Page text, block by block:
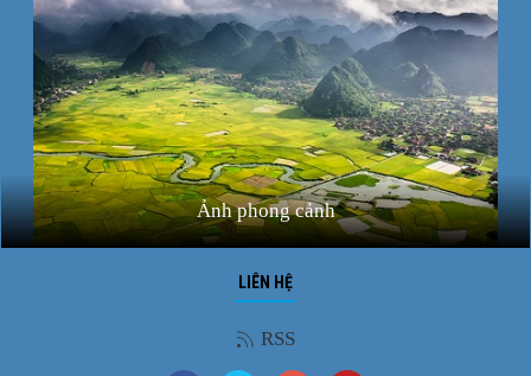
Ảnh phong cảnh
LIÊN HỆ
RSS